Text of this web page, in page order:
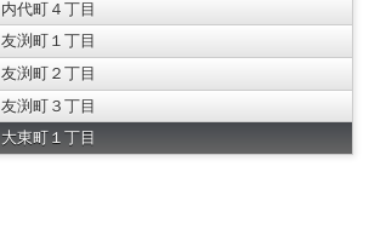
内代町４丁目
友渕町１丁目
友渕町２丁目
友渕町３丁目
大東町１丁目